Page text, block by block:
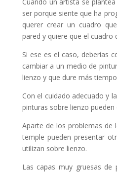
ser porque siente que ha
querer crear un cuadro
pared y quiere que el cuadro
Si ese es el caso, deberías
cambiar a un medio de
lienzo y que dure más
Con el cuidado adecuado y
pinturas sobre lienzo pueden
Aparte de los problemas de
temple pueden presentar
utilizan sobre lienzo.
Las capas muy gruesas de